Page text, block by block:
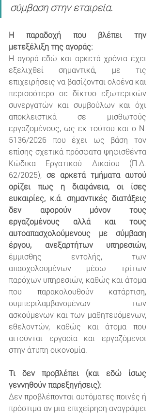
σύμβαση στην εταιρεία.
Η παραδοχή που βλέπει την
μετεξέλιξη της αγοράς:
Η αγορά εδώ και αρκετά χρόνια έχει
εξελιχθεί σημαντικά, με τις
επιχειρήσεις να βασίζονται ολοένα και
περισσότερο σε δίκτυο εξωτερικών
συνεργατών και συμβούλων και όχι
αποκλειστικά σε μισθωτούς
εργαζομένους, ως εκ τούτου και ο Ν.
5136/2026 που έχει ως βάση τον
επίσης σχετικά πρόσφατα ψηφισθέντα
Κώδικα Εργατικού Δικαίου (Π.Δ.
62/2025), σε αρκετά τμήματα αυτού
ορίζει πως η διαφάνεια, οι ίσες
ευκαιρίες, κ.ά. σημαντικές διατάξεις
δεν αφορούν μόνον τους
εργαζομένους αλλά και τους
αυτοαπασχολούμενους με σύμβαση
έργου, ανεξαρτήτων υπηρεσιών,
έμμισθης εντολής, των
απασχολουμένων μέσω τρίτων
παρόχων υπηρεσιών, καθώς και άτομα
που παρακολουθούν κατάρτιση,
συμπεριλαμβανομένων των
ασκούμενων και των μαθητευόμενων,
εθελοντών, καθώς και άτομα που
αιτούνται εργασία και εργαζόμενοι
στην άτυπη οικονομία.
Τι δεν προβλέπει (και εδώ ίσως
γεννηθούν παρεξηγήσεις):
Δεν προβλέπονται αυτόματες ποινές ή
πρόστιμα αν μια επιχείρηση αναγράψει